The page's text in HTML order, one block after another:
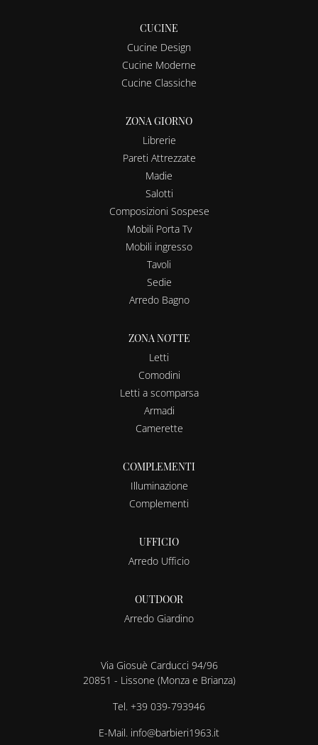
CUCINE
Cucine Design
Cucine Moderne
Cucine Classiche
ZONA GIORNO
Librerie
Pareti Attrezzate
Madie
Salotti
Composizioni Sospese
Mobili Porta Tv
Mobili ingresso
Tavoli
Sedie
Arredo Bagno
ZONA NOTTE
Letti
Comodini
Letti a scomparsa
Armadi
Camerette
COMPLEMENTI
Illuminazione
Complementi
UFFICIO
Arredo Ufficio
OUTDOOR
Arredo Giardino
Via Giosuè Carducci 94/96
20851 - Lissone (Monza e Brianza)
Tel. +39 039-793946
E-Mail. info@barbieri1963.it